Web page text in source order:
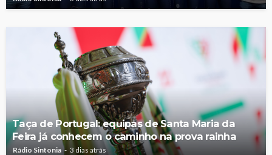
Taça de Portugal: equipas de Santa Maria da
Feira já conhecem o caminho na prova rainha
Rádio Sintonia 3 dias atrás